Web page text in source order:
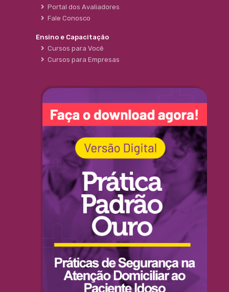
Portal dos Avaliadores
Fale Conosco
Ensino e Capacitação
Cursos para Você
Cursos para Empresas